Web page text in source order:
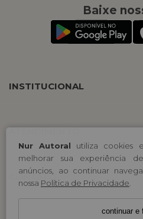
Nur Autoral utiliza cookies
melhorar sua experiência
anúncios, ao continuar
nossa Política de Privacidade
continuar e
Baixe
INSTITUCIONAL
CONTATO